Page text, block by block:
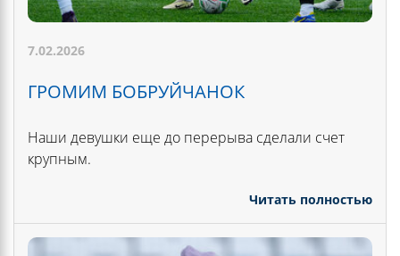
7.02.2026
ГРОМИМ БОБРУЙЧАНОК
Наши девушки еще до перерыва сделали счет
крупным.
Читать полностью